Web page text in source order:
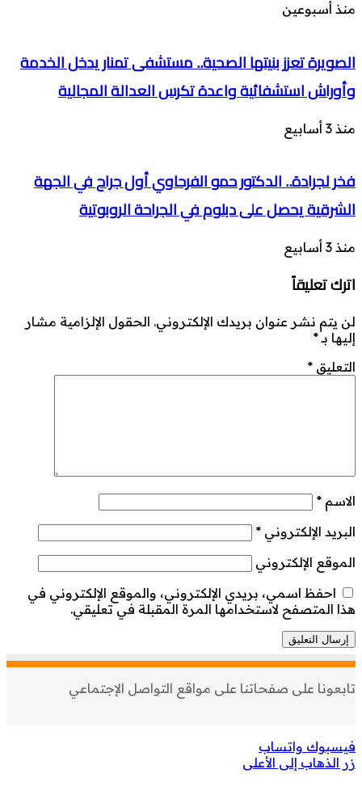
منذ أسبوعين
الصويرة تعزز بنيتها الصحية.. مستشفى تمنار يدخل الخدمة
وأوراش استشفائية واعدة تكرس العدالة المجالية
منذ 3 أسابيع
فخر لجرادة.. الدكتور حمو الفرحاوي أول جراح في الجهة
الشرقية يحصل على دبلوم في الجراحة الروبوتية
منذ 3 أسابيع
اترك تعليقاً
لن يتم نشر عنوان بريدك الإلكتروني. الحقول الإلزامية مشار
إليها بـ*
التعليق *
الاسم *
البريد الإلكتروني *
الموقع الإلكتروني
احفظ اسمي، بريدي الإلكتروني، والموقع الإلكتروني في
هذا المتصفح لاستخدامها المرة المقبلة في تعليقي.
تابعونا على صفحاتنا على مواقع التواصل الإجتماعي
فيسبوك واتساب
زر الذهاب إلى الأعلى